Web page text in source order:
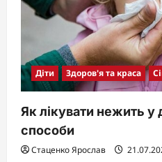
Діти Здоров'я та краса
Як лікувати нежить у
способи
Стаценко Ярослав